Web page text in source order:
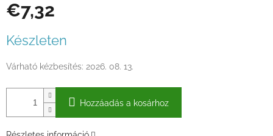
€7,32
Készleten
Várható kézbesítés: 2026. 08. 13.
Hozzáadás a kosárhoz